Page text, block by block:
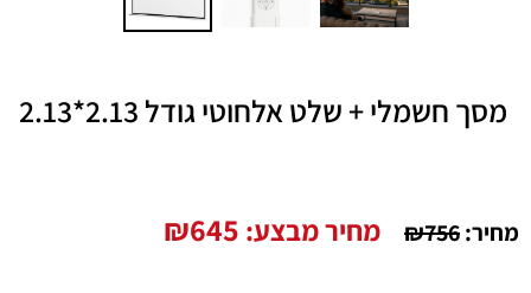
מסך חשמלי + שלט אלחוטי גודל 2.13*2.13
מחיר: ₪756 מחיר מבצע: ₪645